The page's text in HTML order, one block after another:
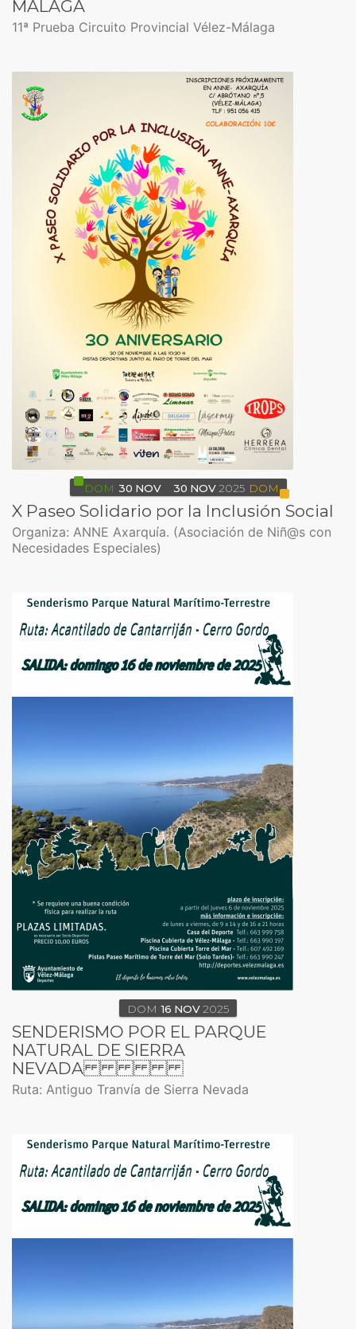
MÁLAGA
11ª Prueba Circuito Provincial Vélez-Málaga
DOM 30 NOV 30 NOV 2025 DOM
X Paseo Solidario por la Inclusión Social
Organiza: ANNE Axarquía. (Asociación de Niñ@s con
Necesidades Especiales)
DOM 16 NOV2025
SENDERISMO POR EL PARQUE
NATURAL DE SIERRA
NEVADA
Ruta: Antiguo Tranvía de Sierra Nevada